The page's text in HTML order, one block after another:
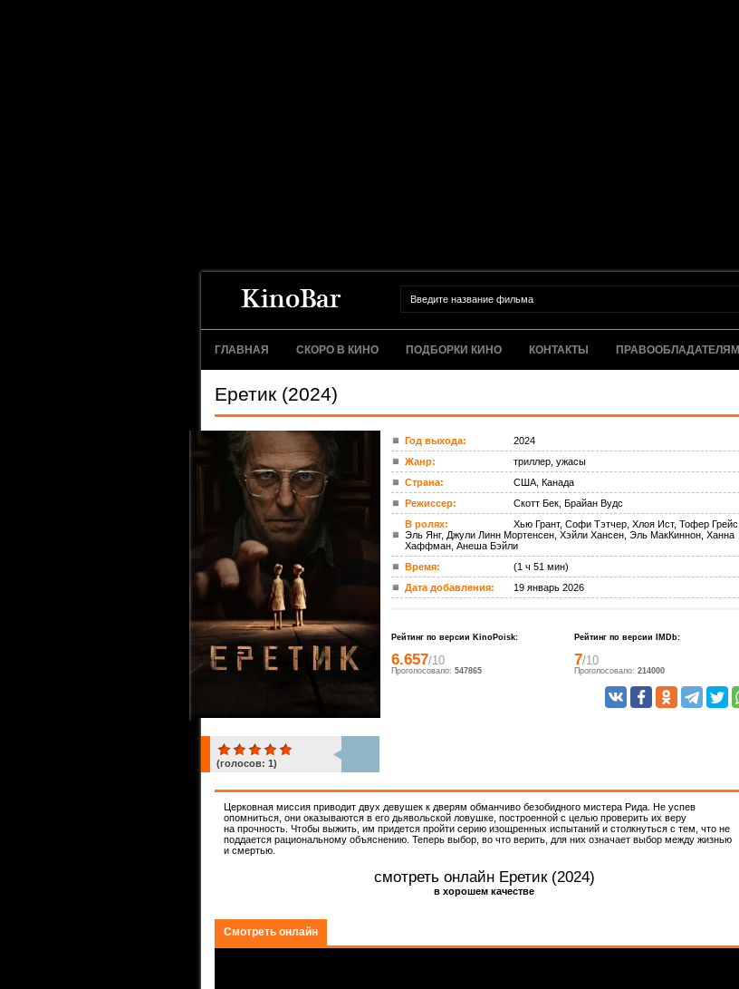
ГЛАВНАЯ СКОРО В КИНО ПОДБОРКИ КИНО КОНТАКТЫ ПРАВООБЛАДАТЕЛЯМ
Еретик (2024)
ком.
(голосов: 1)
Год выхода:
2024
Жанр:
триллер, ужасы
Страна:
США, Канада
Режиссер:
Скотт Бек, Брайан Вудс
В ролях:
Хью Грант, Софи Тэтчер, Хлоя Ист, Тофер Грейс,
Эль Янг, Джули Линн Мортенсен, Хэйли Хансен, Эль МакКиннон, Ханна
Хаффман, Анеша Бэйли
Время:
(1 ч 51 мин)
Дата добавления:
19 январь 2026
Рейтинг по версии KinoPoisk:
6.657/10
Проголосовало: 547865
Рейтинг по версии IMDb:
7/10
Проголосовало: 214000
Церковная миссия приводит двух девушек к дверям обманчиво безобидного мистера Рида. Не успев
опомниться, они оказываются в его дьявольской ловушке, построенной с целью проверить их веру
на прочность. Чтобы выжить, им придется пройти серию изощренных испытаний и столкнуться с тем, что не
поддается рациональному объяснению. Теперь выбор, во что верить, для них означает выбор между жизнью
и смертью.
смотреть онлайн Еретик (2024)
в хорошем качестве
Смотреть онлайн